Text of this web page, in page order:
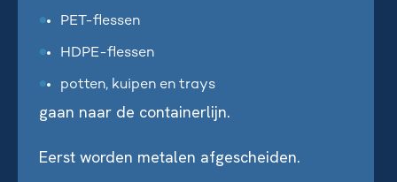
PET-flessen
HDPE-flessen
potten, kuipen en trays
gaan naar de containerlijn.
Eerst worden metalen afgescheiden.